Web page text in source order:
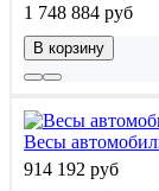
1 748 884 руб
В корзину
Весы
914 192 руб